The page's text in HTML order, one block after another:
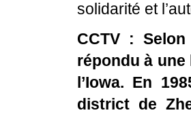
solidarité et
CCTV :
répondu à une
l’Iowa. En
district de